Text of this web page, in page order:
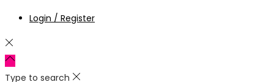
Login / Register
Type to search